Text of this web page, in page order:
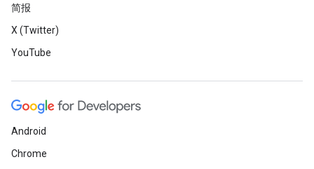
简报
X (Twitter)
YouTube
Android
Chrome